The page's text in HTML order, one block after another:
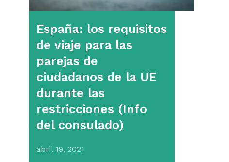
España: los requisitos
de viaje para las
parejas de
ciudadanos de la UE
durante las
restricciones (Info
del consulado)
abril 19, 2021